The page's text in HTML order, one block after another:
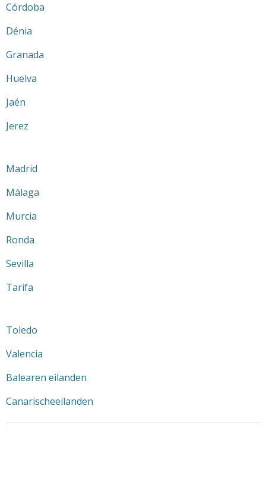
Córdoba
Dénia
Granada
Huelva
Jaén
Jerez
Madrid
Málaga
Murcia
Ronda
Sevilla
Tarifa
Toledo
Valencia
Balearen eilanden
Canarischeeilanden